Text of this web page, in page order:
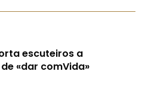
escuteiros a
«dar comVida»